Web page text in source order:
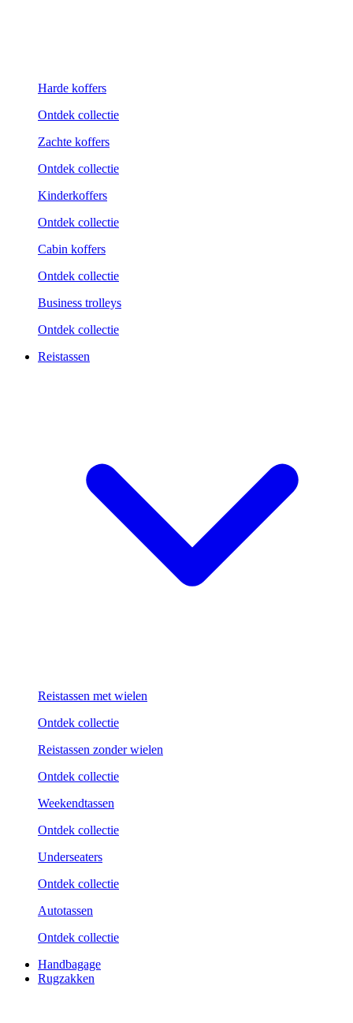
Harde koffers
Ontdek collectie
Zachte koffers
Ontdek collectie
Kinderkoffers
Ontdek collectie
Cabin koffers
Ontdek collectie
Business trolleys
Ontdek collectie
Reistassen
Reistassen met wielen
Ontdek collectie
Reistassen zonder wielen
Ontdek collectie
Weekend­tassen
Ontdek collectie
Underseaters
Ontdek collectie
Autotassen
Ontdek collectie
Handbagage
Rugzakken